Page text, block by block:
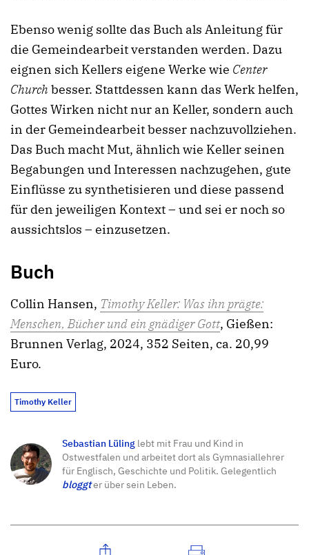
Ebenso wenig sollte das Buch als Anleitung für
die Gemeindearbeit verstanden werden. Dazu
eignen sich Kellers eigene Werke wie Center
Churchbesser. Stattdessen kann das Werk helfen,
Gottes Wirken nicht nur an Keller, sondern auch
in der Gemeindearbeit besser nachzuvollziehen.
Das Buch macht Mut, ähnlich wie Keller seinen
Begabungen und Interessen nachzugehen, gute
Einflüsse zu synthetisieren und diese passend
für den jeweiligen Kontext – und sei er noch so
aussichtslos – einzusetzen.
Buch
Collin Hansen, Timothy Keller: Was ihn prägte:
Menschen, Bücher und ein gnädiger Gott, Gießen:
Brunnen Verlag, 2024, 352 Seiten, ca. 20,99
Euro.
Timothy Keller
Sebastian Lüling lebt mit Frau und Kind in
Ostwestfalen und arbeitet dort als Gymnasiallehrer
für Englisch, Geschichte und Politik. Gelegentlich
bloggter über sein Leben.